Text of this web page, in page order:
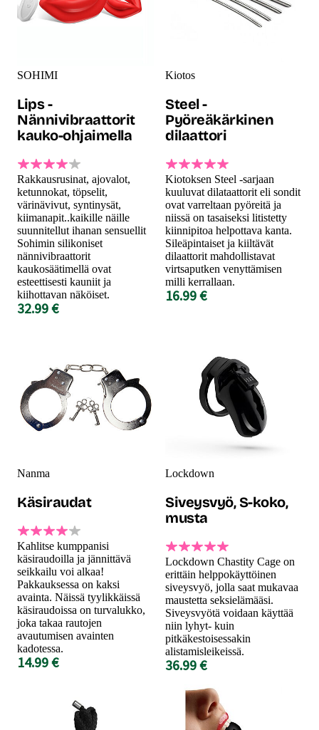
SOHIMI
Lips -
Nännivibraattorit
kauko-ohjaimella
Rakkausrusinat, ajovalot,
ketunnokat, töpselit,
värinävivut, syntinysät,
kiimanapit..kaikille näille
suunnitellut ihanan sensuellit
Sohimin silikoniset
nännivibraattorit
kaukosäätimellä ovat
esteettisesti kauniit ja
kiihottavan näköiset.
32.99 €
Kiotos
Steel -
Pyöreäkärkinen
dilaattori
Kiotoksen Steel -sarjaan
kuuluvat dilataattorit eli sondit
ovat varreltaan pyöreitä ja
niissä on tasaiseksi litistetty
kiinnipitoa helpottava kanta.
Sileäpintaiset ja kiiltävät
dilaattorit mahdollistavat
virtsaputken venyttämisen
milli kerrallaan.
16.99 €
Nanma
Käsiraudat
Kahlitse kumppanisi
käsiraudoilla ja jännittävä
seikkailu voi alkaa!
Pakkauksessa on kaksi
avainta. Näissä tyylikkäissä
käsiraudoissa on turvalukko,
joka takaa rautojen
avautumisen avainten
kadotessa.
14.99 €
Lockdown
Siveysvyö, S-koko,
musta
Lockdown Chastity Cage on
erittäin helppokäyttöinen
siveysvyö, jolla saat mukavaa
maustetta seksielämääsi.
Siveysvyötä voidaan käyttää
niin lyhyt- kuin
pitkäkestoisessakin
alistamisleikeissä.
36.99 €